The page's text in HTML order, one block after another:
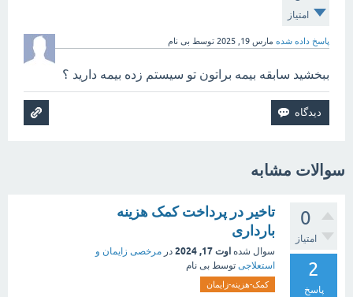
امتیاز
پاسخ داده شده مارس 19, 2025 توسط بی نام
ببخشید سابقه بیمه براتون تو سیستم زده بیمه دارید ؟
سوالات مشابه
0
امتیاز
2
پاسخ
تاخیر در پرداخت کمک هزینه
بارداری
سوال شده اوت 17, 2024 در مرخصی زایمان و
استعلاجی توسط بی نام
کمک-هزینه-زایمان